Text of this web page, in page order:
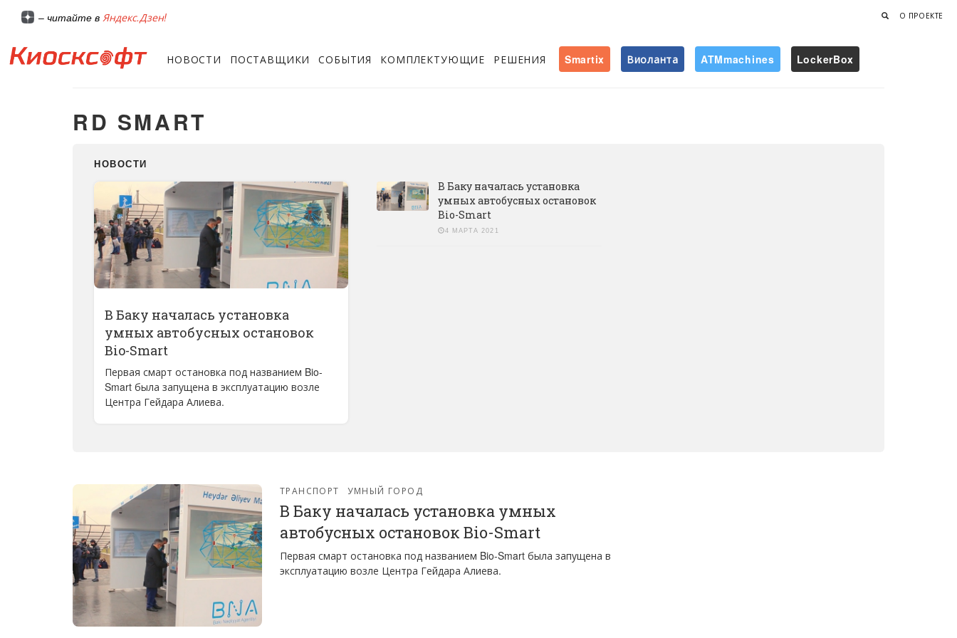
О ПРОЕКТЕ
– читайте в Яндекс.Дзен!
НОВОСТИ ПОСТАВЩИКИ СОБЫТИЯ КОМПЛЕКТУЮЩИЕ РЕШЕНИЯ Smartix Виоланта ATMmachines LockerBox
RD SMART
НОВОСТИ
В Баку началась установка
умных автобусных остановок
Bio-Smart
Первая смарт остановка под названием Bio-
Smart была запущена в эксплуатацию возле
Центра Гейдара Алиева.
В Баку началась установка
умных автобусных остановок
Bio-Smart
4 МАРТА 2021
ТРАНСПОРТ УМНЫЙ ГОРОД
В Баку началась установка умных
автобусных остановок Bio-Smart
Первая смарт остановка под названием Bio-Smart была запущена в
эксплуатацию возле Центра Гейдара Алиева.